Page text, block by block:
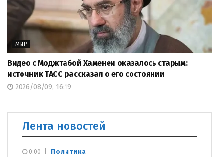
МИР
Видео с Моджтабой Хаменеи оказалось старым:
источник ТАСС рассказал о его состоянии
2026/08/09, 16:19
Лента новостей
Политика
0:00